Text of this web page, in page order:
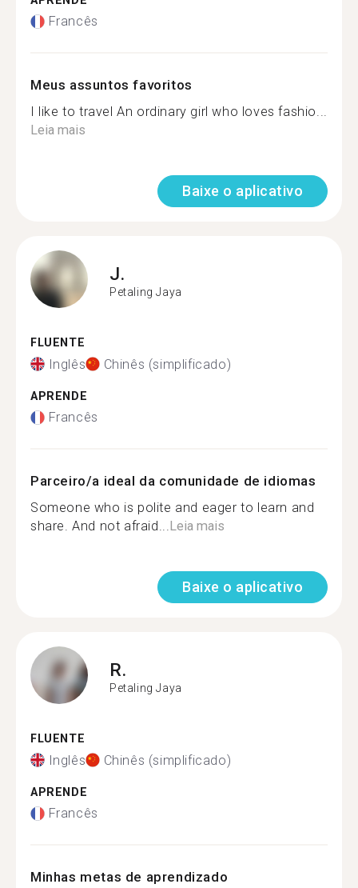
Francês
Meus assuntos favoritos
I like to travel An ordinary girl who loves fashio...
Leia mais
Baixe o aplicativo
J.
Petaling Jaya
FLUENTE
Inglês Chinês (simplificado)
APRENDE
Francês
Parceiro/a ideal da comunidade de idiomas
Someone who is polite and eager to learn and
share. And not afraid...Leia mais
Baixe o aplicativo
R.
Petaling Jaya
FLUENTE
Inglês Chinês (simplificado)
APRENDE
Francês
Minhas metas de aprendizado